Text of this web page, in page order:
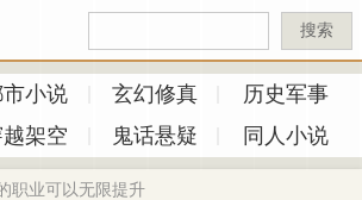
搜索
小说 玄幻修真
历史军事
越架空 鬼话悬疑 同人小说
职业可以无限提升